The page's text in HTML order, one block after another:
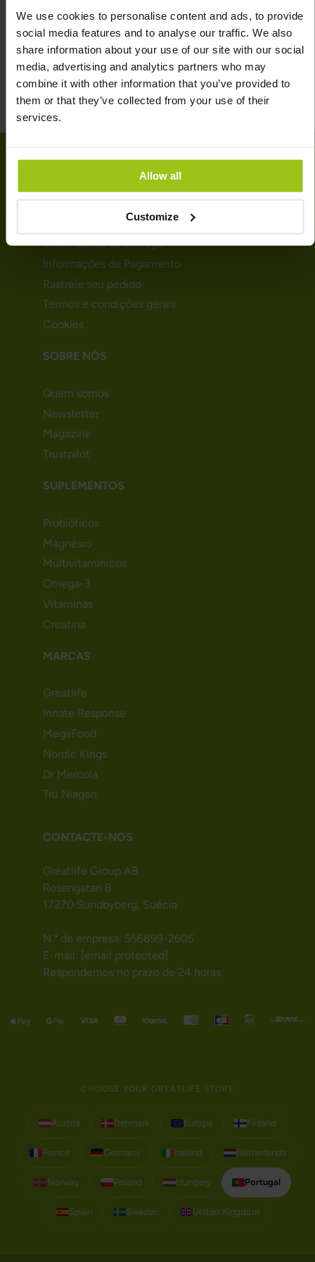
We use cookies to personalise content and ads, to provide
social media features and to analyse our traffic. We also
share information about your use of our site with our social
media, advertising and analytics partners who may
combine it with other information that you’ve provided to
them or that they’ve collected from your use of their
services.
Allow all
Customize
unhas. O óleo de peixe pode ainda auxiliar na perda de
peso e melhorar o desempenho atlético.
Informações de Entrega
Informações de Pagamento
Rastreie seu pedido
Termos e condições gerais
Cookies
SOBRE NÓS
Quem somos
Newsletter
Magazine
Trustpilot
SUPLEMENTOS
Probióticos
Magnésio
Multivitamínicos
Omega-3
Vitaminas
Creatina
MARCAS
Greatlife
Innate Response
MegaFood
Nordic Kings
Dr Mercola
Tru Niagen
CONTACTE-NOS
Greatlife Group AB
Rosengatan 8
17270 Sundbyberg, Suécia
N.º de empresa: 556899-2605
E-mail: [email protected]
Respondemos no prazo de 24 horas
CHOOSE YOUR GREATLIFE STORE
Austria Denmark Europe Finland
France Germany Ireland Netherlands
Norway Poland Hungary Portugal
Spain Sweden United Kingdom